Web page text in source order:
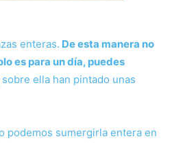
enteras. De esta manera no
es para un día, puedes
ella han pintado unas
podemos sumergirla entera en